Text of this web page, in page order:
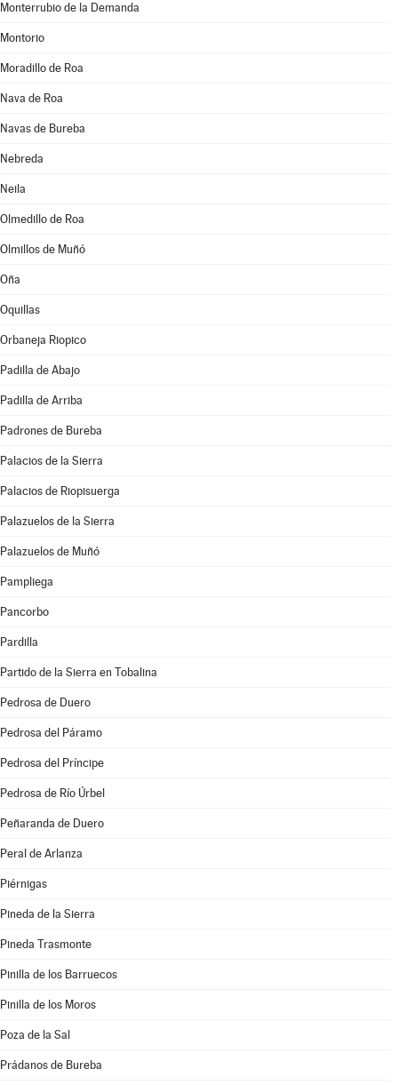
Monterrubio de la Demanda
Montorio
Moradillo de Roa
Nava de Roa
Navas de Bureba
Nebreda
Neila
Olmedillo de Roa
Olmillos de Muñó
Oña
Oquillas
Orbaneja Riopico
Padilla de Abajo
Padilla de Arriba
Padrones de Bureba
Palacios de la Sierra
Palacios de Riopisuerga
Palazuelos de la Sierra
Palazuelos de Muñó
Pampliega
Pancorbo
Pardilla
Partido de la Sierra en Tobalina
Pedrosa de Duero
Pedrosa del Páramo
Pedrosa del Príncipe
Pedrosa de Río Úrbel
Peñaranda de Duero
Peral de Arlanza
Piérnigas
Pineda de la Sierra
Pineda Trasmonte
Pinilla de los Barruecos
Pinilla de los Moros
Poza de la Sal
Prádanos de Bureba